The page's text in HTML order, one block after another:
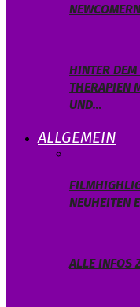
HINTER
THERAPIEN
UND…
ALLGEMEIN
NEUHEITEN
ALLE INFOS